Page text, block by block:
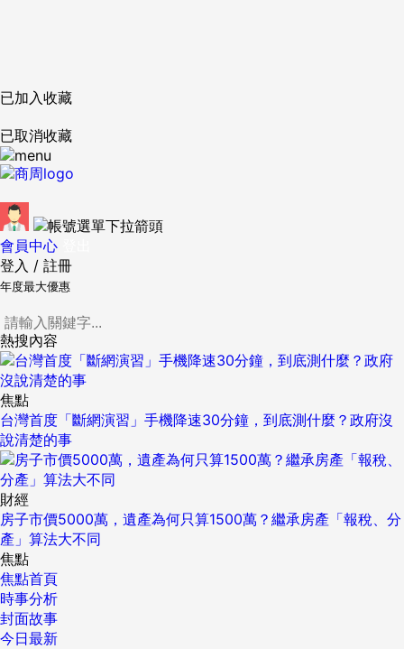
已加入收藏
已取消收藏
會員中心
登入 / 註冊
年度最大優惠
熱搜內容
焦點
台灣首度「斷網演習」手機降速30分鐘，到底測什麼？政府沒
說清楚的事
財經
房子市價5000萬，遺產為何只算1500萬？繼承房產「報稅、分
產」算法大不同
焦點
焦點首頁
時事分析
封面故事
今日最新